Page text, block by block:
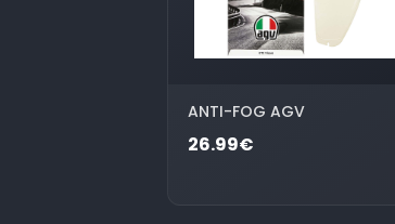
ANTI-FOG AGV
26.99€